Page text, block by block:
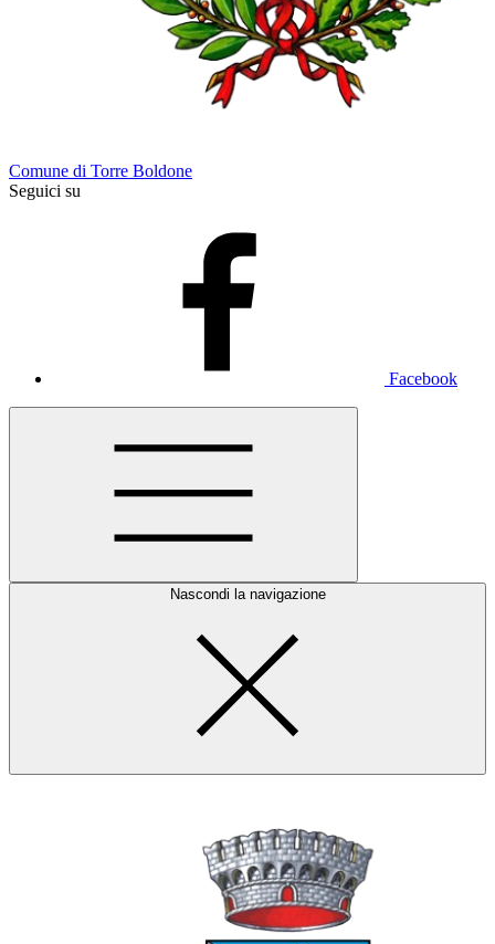
Comune di Torre Boldone
Seguici su
Facebook
Nascondi la navigazione